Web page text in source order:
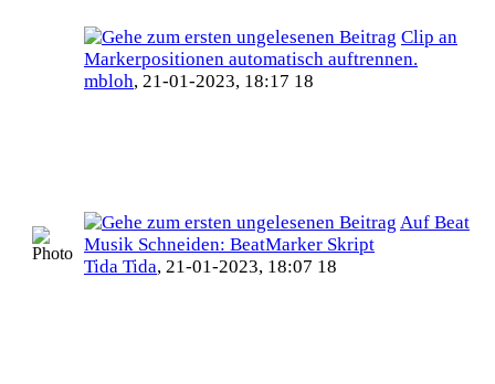
Clip an
Markerpositionen automatisch auftrennen.
mbloh, 21-01-2023, 18:17 18
Auf Beat
Musik Schneiden: BeatMarker Skript
Tida Tida, 21-01-2023, 18:07 18